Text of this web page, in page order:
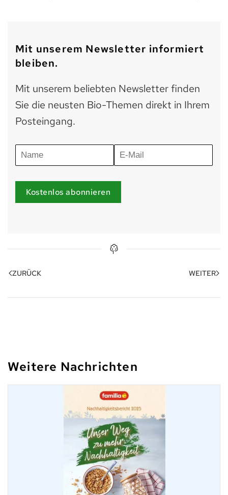
Mit unserem Newsletter informiert
bleiben.
Mit unserem beliebten Newsletter finden
Sie die neusten Bio-Themen direkt in Ihrem
Posteingang.
Kostenlos abonnieren
ZURÜCK WEITER
Weitere Nachrichten